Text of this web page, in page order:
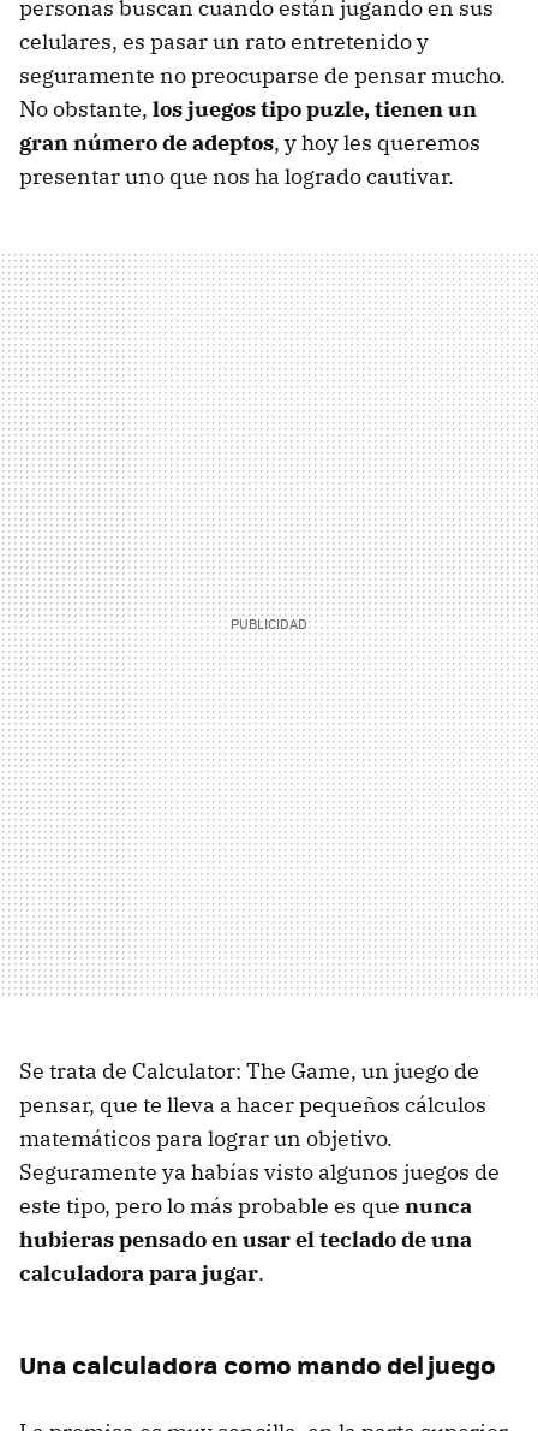
personas buscan cuando están jugando en sus
celulares, es pasar un rato entretenido y
seguramente no preocuparse de pensar mucho.
No obstante, los juegos tipo puzle, tienen un
gran número de adeptos, y hoy les queremos
presentar uno que nos ha logrado cautivar.
Se trata de Calculator: The Game, un juego de
pensar, que te lleva a hacer pequeños cálculos
matemáticos para lograr un objetivo.
Seguramente ya habías visto algunos juegos de
este tipo, pero lo más probable es que nunca
hubieras pensado en usar el teclado de una
calculadora para jugar.
Una calculadora como mando del juego